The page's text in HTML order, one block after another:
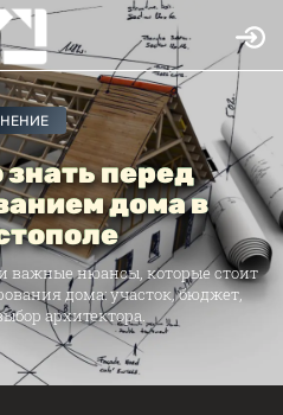
перед
дома в
важные нюансы, которые стоит
дома: участок, бюджет,
архитектора.